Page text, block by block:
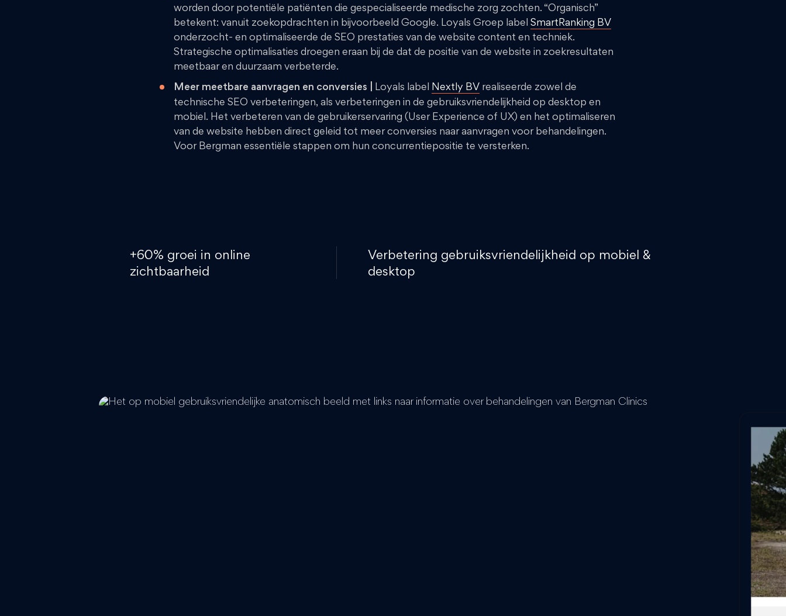
worden door potentiële patiënten die gespecialiseerde medische zorg zochten. “Organisch”
betekent: vanuit zoekopdrachten in bijvoorbeeld Google. Loyals Groep labelSmartRanking BV
onderzocht- en optimaliseerde de SEO prestaties van de website content en techniek.
Strategische optimalisaties droegen eraan bij de dat de positie van de website in zoekresultaten
meetbaar en duurzaam verbeterde.
Meer meetbare aanvragen en conversies | Loyals label Nextly BV realiseerde zowel de
technische SEO verbeteringen, als verbeteringen in de gebruiksvriendelijkheid op desktop en
mobiel. Het verbeteren van de gebruikerservaring (User Experience of UX) en het optimaliseren
van de website hebben direct geleid tot meer conversies naar aanvragen voor behandelingen.
Voor Bergman essentiële stappen om hun concurrentiepositie te versterken.
+60% groei in online
zichtbaarheid
Verbetering gebruiksvriendelijkheid op mobiel &
desktop